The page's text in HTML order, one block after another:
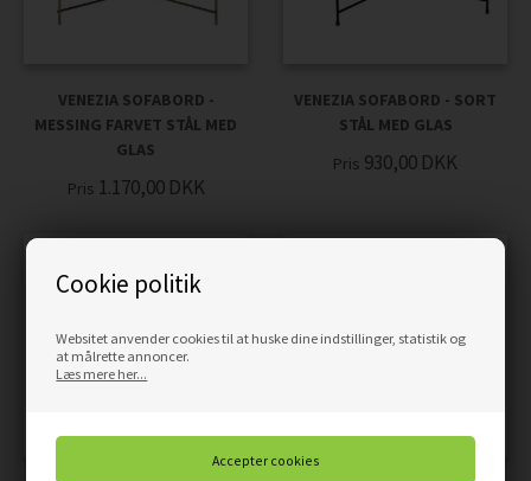
Cookie politik
Websitet anvender cookies til at huske dine indstillinger, statistik og
at målrette annoncer.
Læs mere her...
VENEZIA SOFABORD -
MESSING FARVET STÅL MED
GLAS
Pris 1.170,00 DKK
VENEZIA SOFABORD - SORT
STÅL MED GLAS
Pris 930,00 DKK